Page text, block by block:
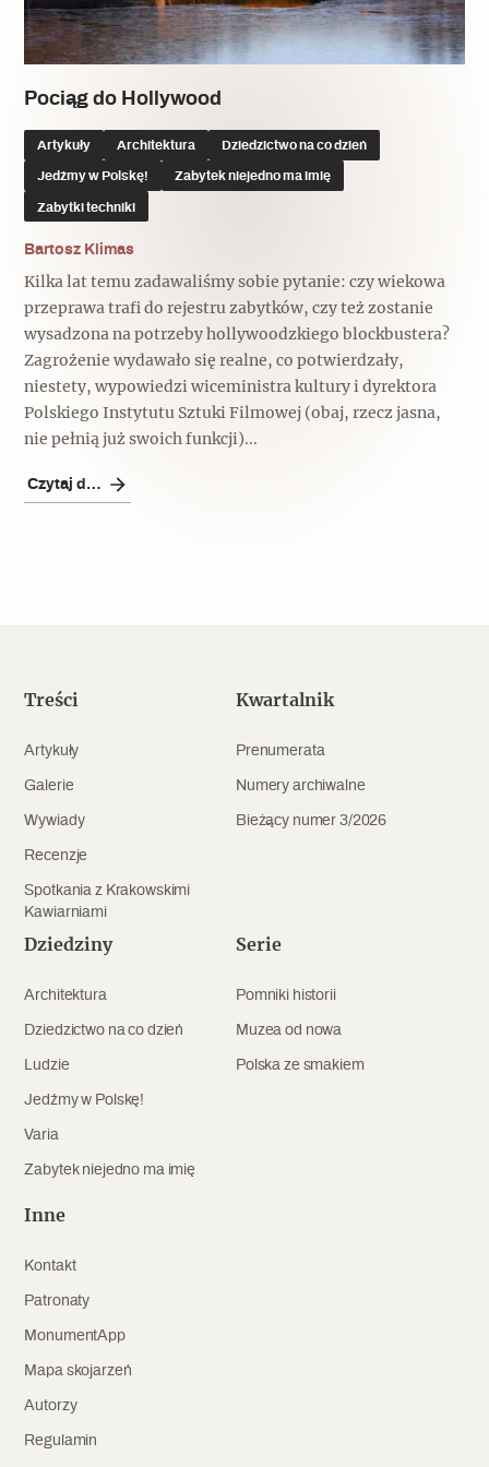
Kruchość rzeczy
Wywiady
Popularne
Recenzje
Popularne
Ulubieniec Fortuny
Jak wskrzesić smak
Ludzie
Popularne
Siostry rzeźbiarki
Popularne
Zabytek niejedno ma imię
Popularne
Biskupin - rezerwat archeologiczny
Muzea od nowa
Popularne
Polska ze smakiem
Popularne
Kuchnia w Ostromecku: puder z
jarmużu, zupa z krwi
Zobacz również
Patronaty
MonumentApp
Mapa skojarzeń
Krakowskie Kawiarnie
Pociąg do Hollywood
Artykuły Architektura Dziedzictwo na co dzień
Jedźmy w Polskę! Zabytek niejedno ma imię
Zabytki techniki
Bartosz Klimas
Kilka lat temu zadawaliśmy sobie pytanie: czy wiekowa
przeprawa trafi do rejestru zabytków, czy też zostanie
wysadzona na potrzeby hollywoodzkiego blockbustera?
Zagrożenie wydawało się realne, co potwierdzały,
niestety, wypowiedzi wiceministra kultury i dyrektora
Polskiego Instytutu Sztuki Filmowej (obaj, rzecz jasna,
nie pełnią już swoich funkcji)...
Czytaj dalej
Treści
Artykuły
Galerie
Wywiady
Recenzje
Spotkania z Krakowskimi
Kawiarniami
Kwartalnik
Prenumerata
Numery archiwalne
Bieżący numer 3/2026
Dziedziny
Architektura
Dziedzictwo na co dzień
Ludzie
Jedźmy w Polskę!
Varia
Zabytek niejedno ma imię
Serie
Pomniki historii
Muzea od nowa
Polska ze smakiem
Inne
Kontakt
Patronaty
MonumentApp
Mapa skojarzeń
Autorzy
Regulamin